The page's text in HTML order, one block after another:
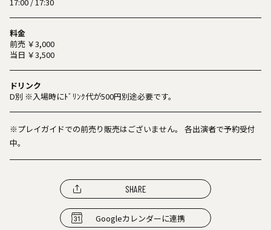
料金
前売 ￥3,000
当日 ￥3,500
ドリンク
D別 ※入場時にﾄﾞﾘﾝｸ代が500円別途必要です。
※プレイガイドでの前売り販売はございません。 各出演者で予約受付
中。
SHARE
Googleカレンダーに連携